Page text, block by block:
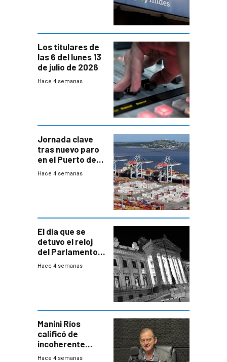
Los titulares de
las 6 del lunes 13
de julio de 2026
Hace 4 semanas
Jornada clave
tras nuevo paro
en el Puerto de
Montevideo
Hace 4 semanas
El día que se
detuvo el reloj
del Parlamento
para negociar
Hace 4 semanas
Manini Ríos
calificó de
incoherente
decisión de
Hace 4 semanas